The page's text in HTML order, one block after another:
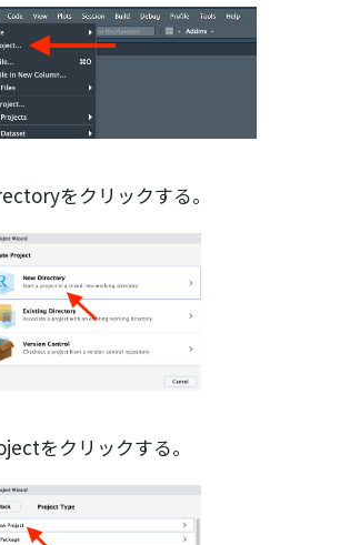
をクリックする。
をクリックする。